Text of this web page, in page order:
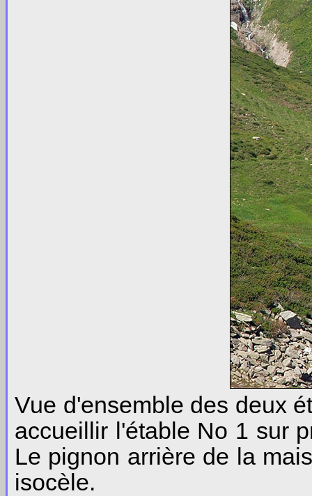
Vue d'ensemble des deux
accueillir l'étable No 1 sur
Le pignon arrière de la
isocèle.